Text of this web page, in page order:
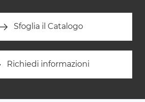
Sfoglia il Catalogo
Richiedi informazioni